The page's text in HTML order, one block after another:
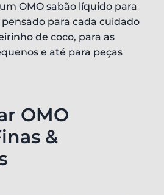
OMO sabão líquido para
para cada cuidado
de coco, para as
e até para peças
OMO
&